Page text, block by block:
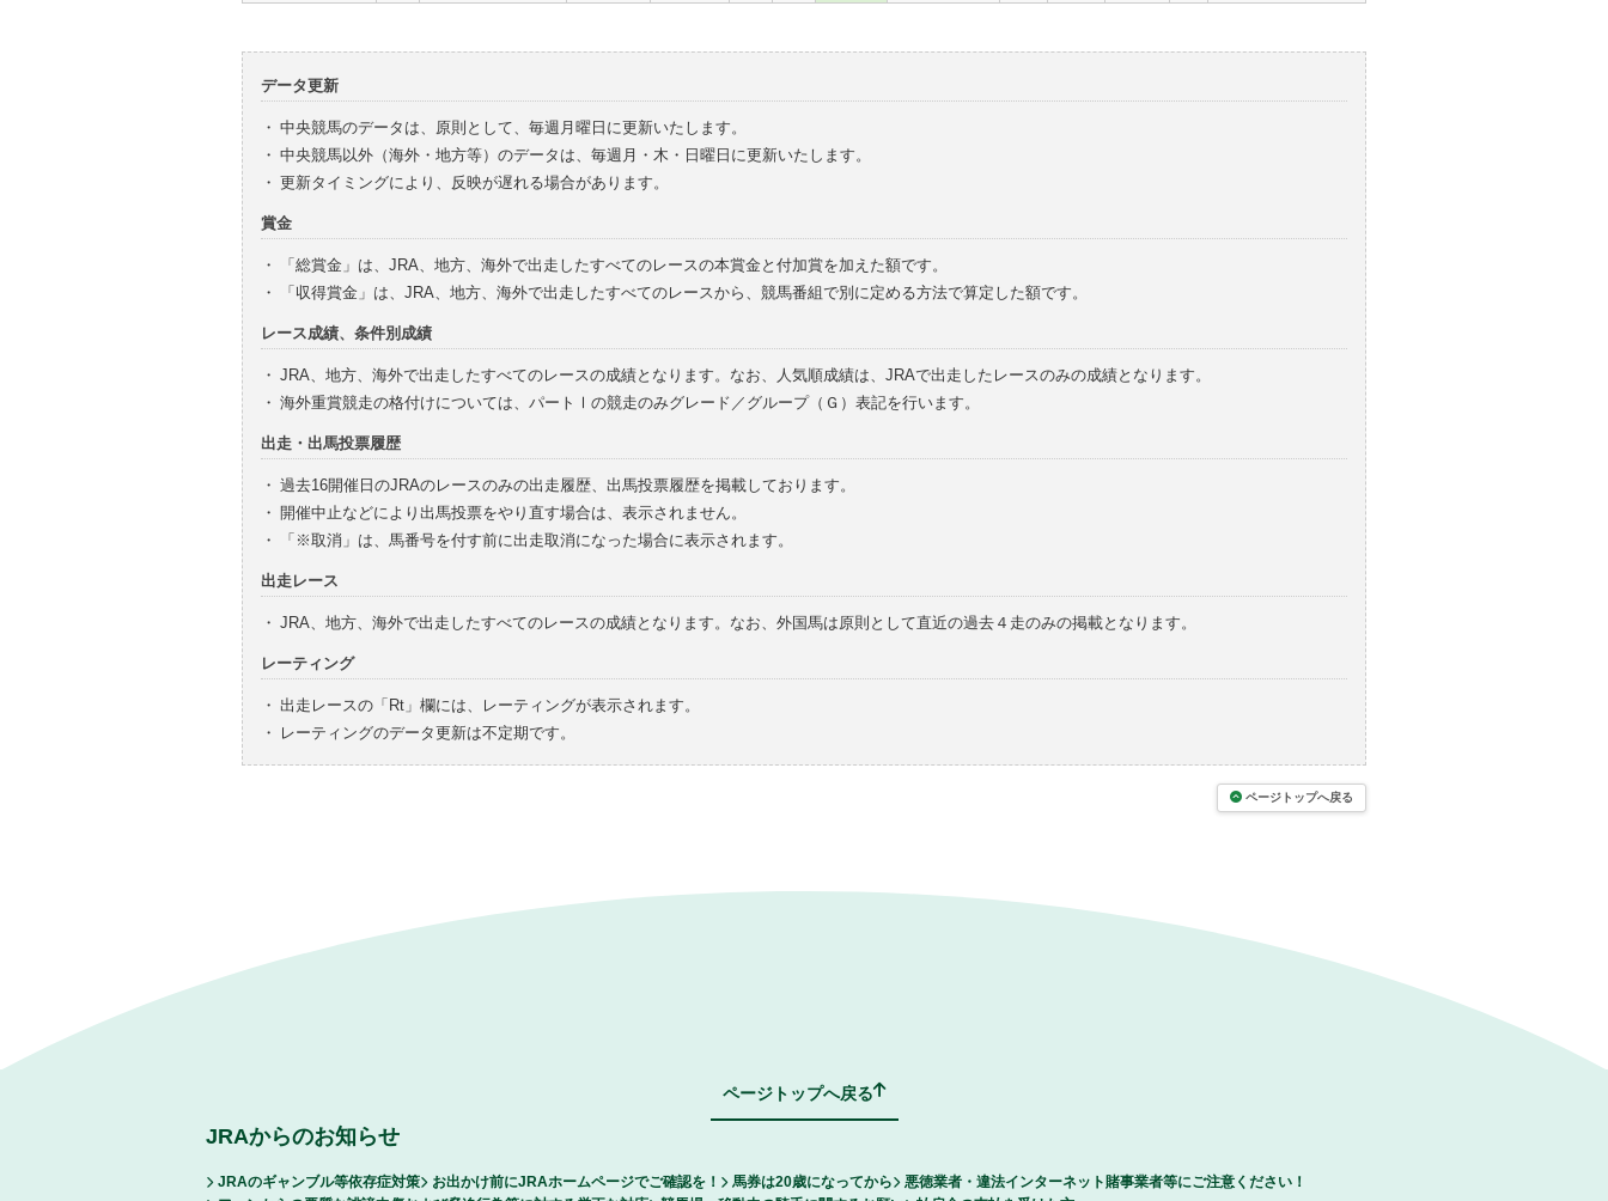
データ更新
・ 中央競馬のデータは、原則として、毎週月曜日に更新いたします。
・ 中央競馬以外（海外・地方等）のデータは、毎週月・木・日曜日に更新いたします。
・ 更新タイミングにより、反映が遅れる場合があります。
賞金
・
「総賞金」は、JRA、地方、海外で出走したすべてのレースの本賞金と付加賞を加えた額です。
・
「収得賞金」は、JRA、地方、海外で出走したすべてのレースから、競馬番組で別に定める方法で算定した額です。
レース成績、条件別成績
・ JRA、地方、海外で出走したすべてのレースの成績となります。なお、人気順成績は、JRAで出走したレースのみの成績となります。
・ 海外重賞競走の格付けについては、パートⅠの競走のみグレード／グループ（Ｇ）表記を行います。
出走・出馬投票履歴
・ 過去16開催日のJRAのレースのみの出走履歴、出馬投票履歴を掲載しております。
・ 開催中止などにより出馬投票をやり直す場合は、表示されません。
・
「※取消」は、馬番号を付す前に出走取消になった場合に表示されます。
出走レース
・ JRA、地方、海外で出走したすべてのレースの成績となります。なお、外国馬は原則として直近の過去４走のみの掲載となります。
レーティング
・ 出走レースの「Rt」欄には、レーティングが表示されます。
・
レーティングのデータ更新は不定期です。
ページトップへ戻る
ページトップへ戻る
JRAからのお知らせ
JRAのギャンブル等依存症対策 お出かけ前にJRAホームページでご確認を！ 馬券は20歳になってから
悪徳業者・違法インターネット賭事業者等にご注意ください！